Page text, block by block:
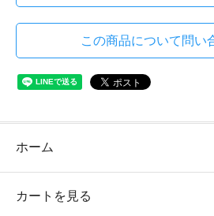
この商品について問い
ホーム
カートを見る